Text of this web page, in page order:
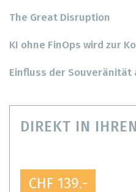
The Great Disruption
KI ohne FinOps wird zur
Einfluss der Souveränität
DIREKT IN
CHF 139.-